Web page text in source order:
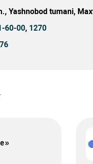
Yashnobod tumani,
60-00, 1270